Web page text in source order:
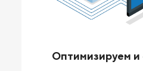
Оптимизируем и